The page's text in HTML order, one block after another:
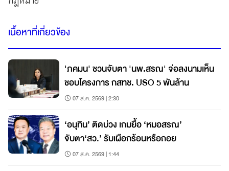
เนื้อหาที่เกี่ยวข้อง
'ภคมน' ชวนจับตา 'นพ.สรณ' จ่อลงนามเห็น
ชอบโครงการ กสทช. USO 5 พันล้าน
07 ส.ค. 2569 | 2:30
‘อนุทิน’ ติดบ่วง เกมยื้อ ‘หมอสรณ’
จับตา‘สว.’ รับเผือกร้อนหรือถอย
07 ส.ค. 2569 | 1:44